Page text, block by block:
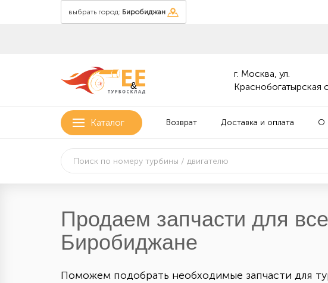
выбрать город: Биробиджан
&
г. Москва, ул.
Краснобогатырская
Каталог Возврат Доставка и оплата О
Продаем запчасти для
Биробиджане
Поможем подобрать необходимые запчасти для